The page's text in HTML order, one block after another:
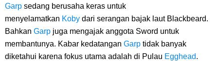
Cara Bayar Akulaku Lewat Gopay, Sangat Mudah Dan Tidak Ribet
Sama Sekali
Garp sedang berusaha keras untuk
menyelamatkan Koby dari serangan bajak laut Blackbeard.
Bahkan Garp juga mengajak anggota Sword untuk
membantunya. Kabar kedatangan Garp tidak banyak
diketahui karena fokus utama adalah di Pulau Egghead.